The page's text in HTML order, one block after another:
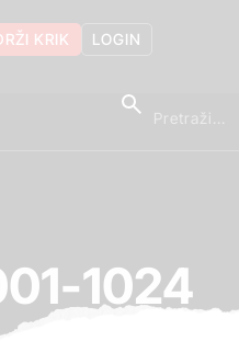
LOGIN
KRIK
1024